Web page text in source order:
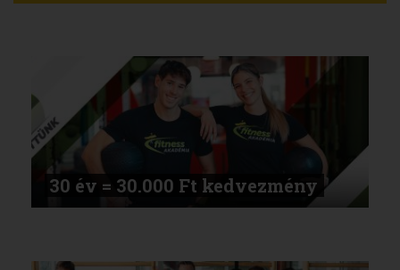
30 év = 30.000 Ft kedvezmény